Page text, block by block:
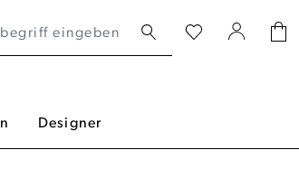
Designer